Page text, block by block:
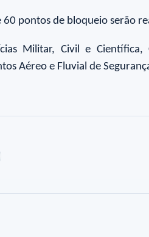
60 pontos de bloqueio serão
Militar, Civil e
Aéreo e Fluvial de